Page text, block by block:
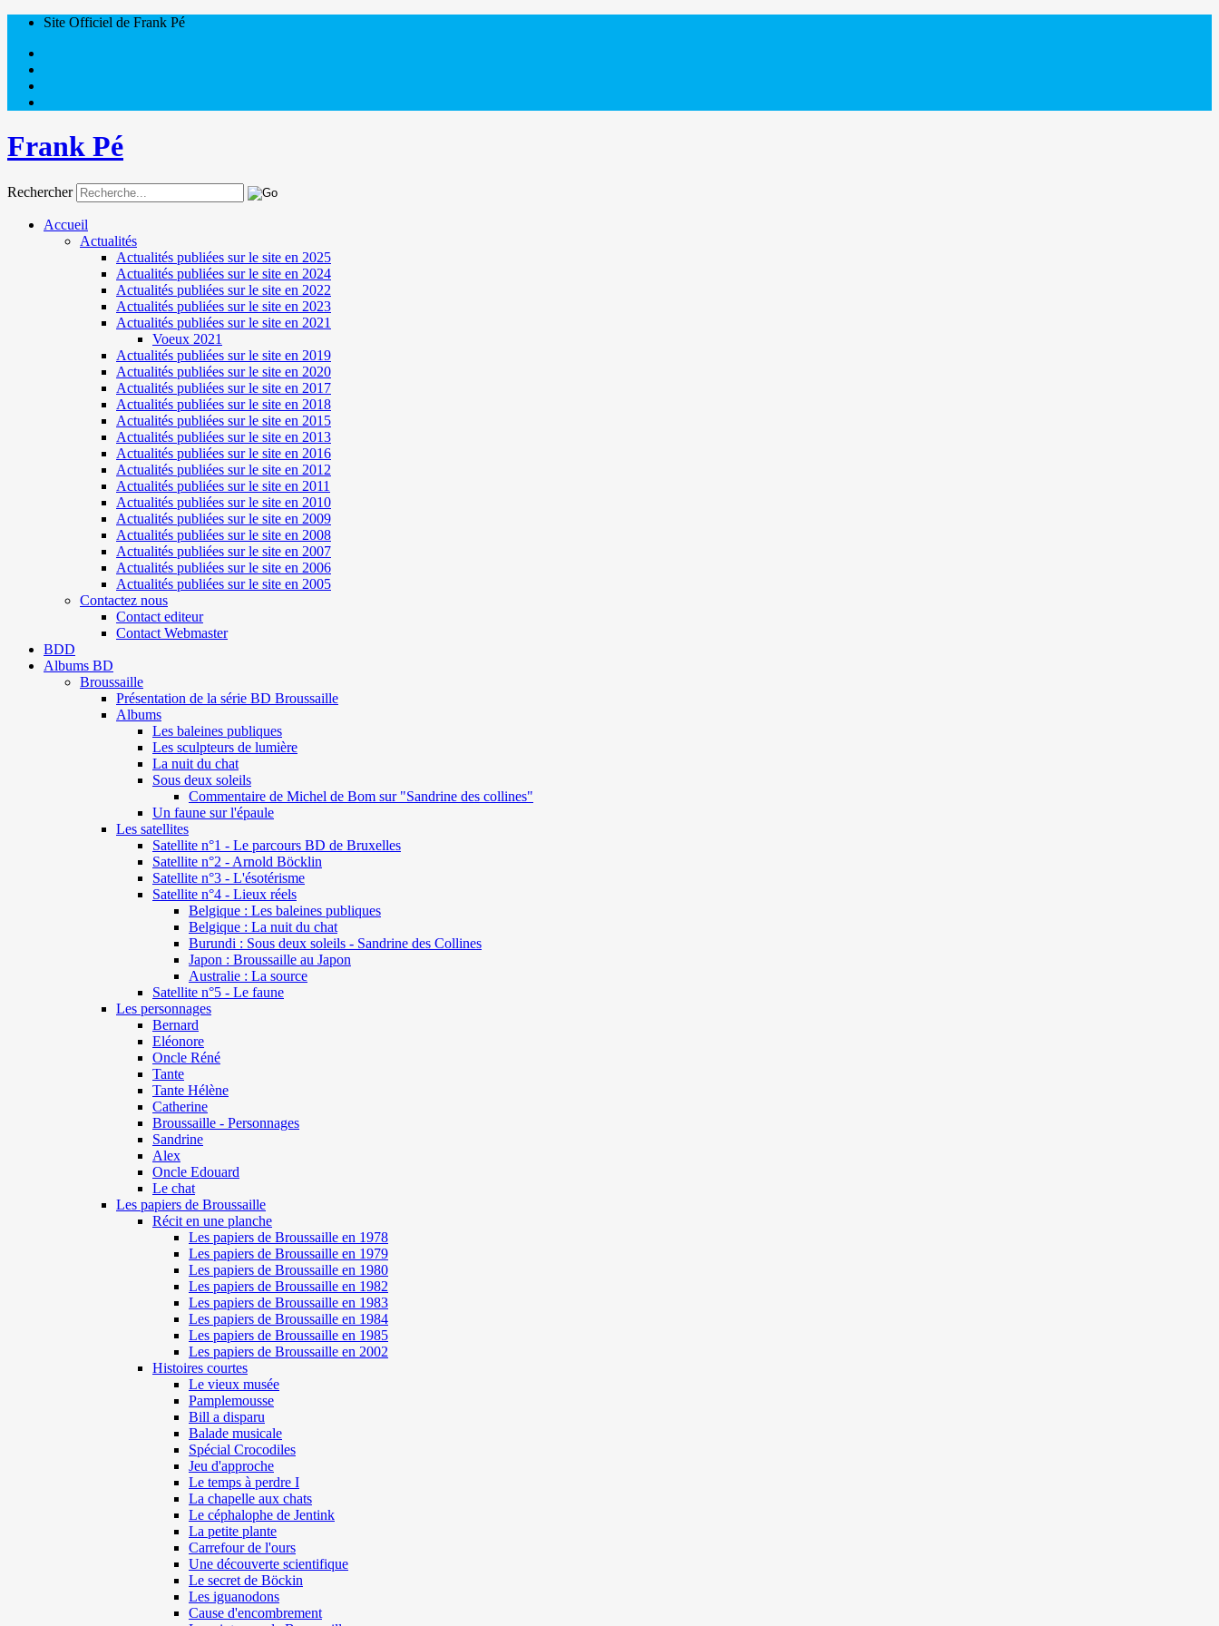
Site Officiel de Frank Pé
Frank Pé
Rechercher
Accueil
Actualités
Actualités publiées sur le site en 2025
Actualités publiées sur le site en 2024
Actualités publiées sur le site en 2022
Actualités publiées sur le site en 2023
Actualités publiées sur le site en 2021
Voeux 2021
Actualités publiées sur le site en 2019
Actualités publiées sur le site en 2020
Actualités publiées sur le site en 2017
Actualités publiées sur le site en 2018
Actualités publiées sur le site en 2015
Actualités publiées sur le site en 2013
Actualités publiées sur le site en 2016
Actualités publiées sur le site en 2012
Actualités publiées sur le site en 2011
Actualités publiées sur le site en 2010
Actualités publiées sur le site en 2009
Actualités publiées sur le site en 2008
Actualités publiées sur le site en 2007
Actualités publiées sur le site en 2006
Actualités publiées sur le site en 2005
Contactez nous
Contact editeur
Contact Webmaster
BDD
Albums BD
Broussaille
Présentation de la série BD Broussaille
Albums
Les baleines publiques
Les sculpteurs de lumière
La nuit du chat
Sous deux soleils
Commentaire de Michel de Bom sur "Sandrine des collines"
Un faune sur l'épaule
Les satellites
Satellite n°1 - Le parcours BD de Bruxelles
Satellite n°2 - Arnold Böcklin
Satellite n°3 - L'ésotérisme
Satellite n°4 - Lieux réels
Belgique : Les baleines publiques
Belgique : La nuit du chat
Burundi : Sous deux soleils - Sandrine des Collines
Japon : Broussaille au Japon
Australie : La source
Satellite n°5 - Le faune
Les personnages
Bernard
Eléonore
Oncle Réné
Tante
Tante Hélène
Catherine
Broussaille - Personnages
Sandrine
Alex
Oncle Edouard
Le chat
Les papiers de Broussaille
Récit en une planche
Les papiers de Broussaille en 1978
Les papiers de Broussaille en 1979
Les papiers de Broussaille en 1980
Les papiers de Broussaille en 1982
Les papiers de Broussaille en 1983
Les papiers de Broussaille en 1984
Les papiers de Broussaille en 1985
Les papiers de Broussaille en 2002
Histoires courtes
Le vieux musée
Pamplemousse
Bill a disparu
Balade musicale
Spécial Crocodiles
Jeu d'approche
Le temps à perdre I
La chapelle aux chats
Le céphalophe de Jentink
La petite plante
Carrefour de l'ours
Une découverte scientifique
Le secret de Böckin
Les iguanodons
Cause d'encombrement